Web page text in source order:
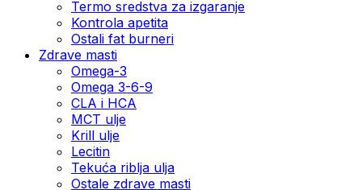
Termo sredstva za izgaranje
Kontrola apetita
Ostali fat burneri
Zdrave masti
Omega-3
Omega 3-6-9
CLA i HCA
MCT ulje
Krill ulje
Lecitin
Tekuća riblja ulja
Ostale zdrave masti